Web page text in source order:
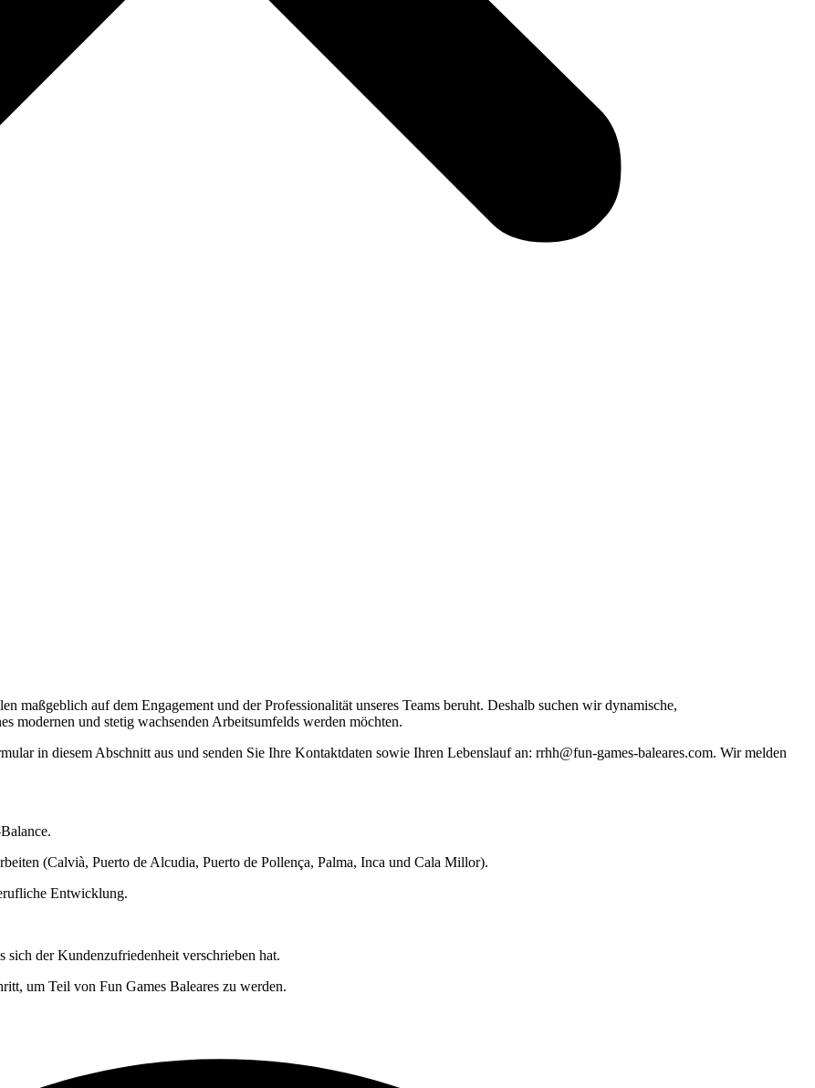
maßgeblich auf dem Engagement und der Professionalität unseres Teams beruht. Deshalb suchen wir dynamische,
modernen und stetig wachsenden Arbeitsumfelds werden möchten.
in diesem Abschnitt aus und senden Sie Ihre Kontaktdaten sowie Ihren Lebenslauf an: rrhh@fun-games-baleares.com. Wir melden
(Calvià, Puerto de Alcudia, Puerto de Pollença, Palma, Inca und Cala Millor).
Entwicklung.
sich der Kundenzufriedenheit verschrieben hat.
um Teil von Fun Games Baleares zu werden.